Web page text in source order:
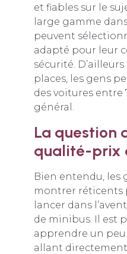
et fiables sur le
large gamme
peuvent
adapté pour leur
sécurité.
places, les gens
des voitures entre
général.
La question
qualité-prix
Bien entendu, les
montrer réticents
lancer dans
de minibus. Il est
apprendre un peu
allant directement